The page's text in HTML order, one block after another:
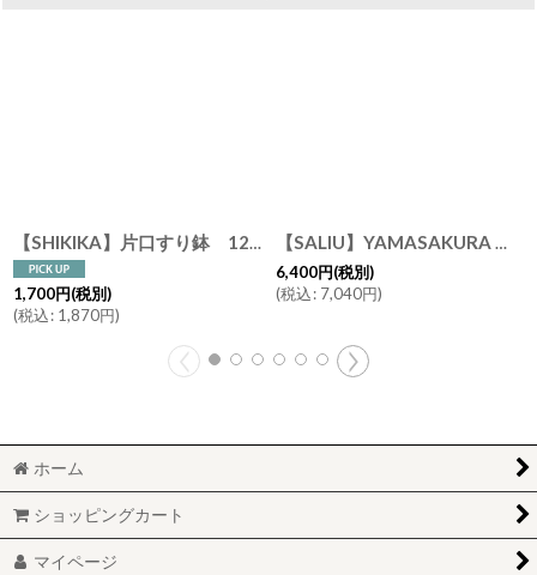
【SHIKIKA】片口すり鉢 12 φ12cm 白唐津 黒唐津 美濃焼 陶器 日本製 SALIU LOLO
1,700円(税別)
(税込: 1,870円)
【SALIU】YAMASAKURA 山桜 まないた 大 40ｃｍ 天然木 /山桜材/さくら/天然木/まな板/カッティングボード/木製/日本製
6,400円(税別)
(税込: 7,040円)
ホーム
ショッピングカート
マイページ